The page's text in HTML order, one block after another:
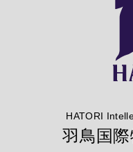
HATORI
羽鳥国